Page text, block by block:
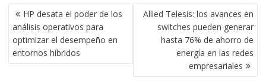
NAVEGACIÓN
DE
ENTRADAS
HP desata el poder de los
análisis operativos para
optimizar el desempeño en
entornos híbridos
Allied Telesis: los avances en
switches pueden generar
hasta 76% de ahorro de
energía en las redes
empresariales